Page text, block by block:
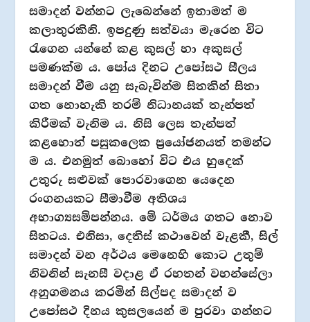
සමාදන් වන්නට ලැබෙන්නේ ඉතාමත් ම
කලාතුරකිනි. ඉපදුණු සත්වයා මැරෙන විට
රැගෙන යන්නේ කළ කුසල් හා අකුසල්
පමණක්ම ය. පෝය දිනට උපෝසථ සීලය
සමාදන් වීම යනු සැබැවින්ම සිතකින් සිතා
ගත නොහැකි තරම් නිධානයක් තැන්පත්
කිරීමක් වැනිම ය. නිසි ලෙස තැන්පත්
කළහොත් පසුකලෙක ප්‍රයෝජනයත් තමන්ට
ම ය. එනමුත් බොහෝ විට එය හුදෙක්
උතුරු සළුවක් පොරවාගෙන යෙදෙන
රංගනයකට සීමාවීම අතිශය
අභාග්‍යසම්පන්නය. මේ ධර්මය ගතට නොව
සිතටය. එනිසා, දෙතිස් කථාවෙන් වැළකී, සිල්
සමාදන් වන අර්ථය මෙනෙහි කොට උතුම්
නිවනින් සැනසී වදාළ ඒ රහතන් වහන්සේලා
අනුගමනය කරමින් සිල්පද සමාදන් ව
උපෝසථ දිනය කුසලයෙන් ම පුරවා ගන්නට